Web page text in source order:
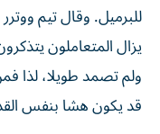
للبرميل. وقال تيم
يزال المتعاملون
ولم تصمد طويلا، لذا
قد يكون هشا بنفس